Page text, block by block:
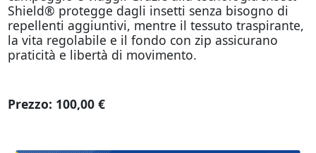
Shield® protegge dagli insetti senza bisogno di
repellenti aggiuntivi, mentre il tessuto traspirante,
la vita regolabile e il fondo con zip assicurano
praticità e libertà di movimento.
Prezzo: 100,00 €